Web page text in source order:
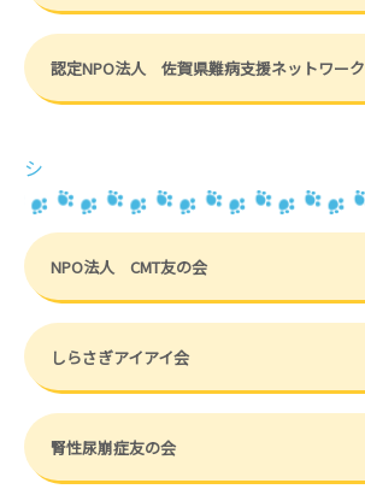
認定NPO法人 佐賀県難病支援ネットワーク
シ
NPO法人 CMT友の会
しらさぎアイアイ会
腎性尿崩症友の会